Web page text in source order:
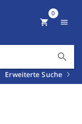
search
Erweiterte Suche
shopping_cart
0
menu